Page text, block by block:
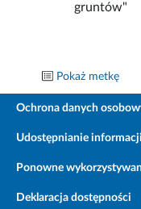
gruntów"
Pokaż metkę
Ochrona danych
Udostępnianie
Ponowne
Deklaracja dostępności